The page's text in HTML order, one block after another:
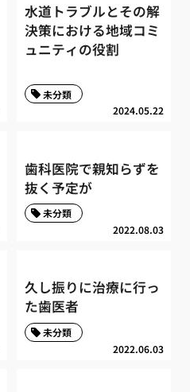
水道トラブルとその解
決策における地域コミ
ュニティの役割
2024.05.22
未分類
歯科医院で親知らずを
抜く予定が
2022.08.03
未分類
久し振りに治療に行っ
た歯医者
2022.06.03
未分類